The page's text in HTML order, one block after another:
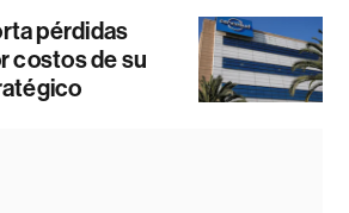
pérdidas
costos de su